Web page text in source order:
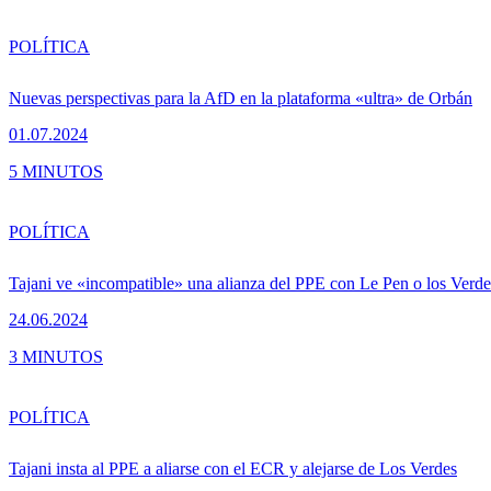
Nuevas perspectivas para la AfD en la plataforma «ultra» de Orbán
01.07.2024
POLÍTICA
5 MINUTOS
Tajani ve «incompatible» una alianza del PPE con Le Pen o los
24.06.2024
POLÍTICA
3 MINUTOS
Tajani insta al PPE a aliarse con el ECR y alejarse de Los Verdes
POLÍTICA